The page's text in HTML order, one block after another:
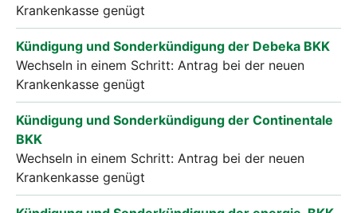
Krankenkasse genügt
Kündigung und Sonderkündigung der Debeka BKK
Wechseln in einem Schritt: Antrag bei der neuen
Krankenkasse genügt
Kündigung und Sonderkündigung der Continentale
BKK
Wechseln in einem Schritt: Antrag bei der neuen
Krankenkasse genügt